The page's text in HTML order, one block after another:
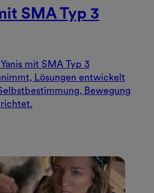
SMA Typ 3
mit SMA Typ 3
Lösungen entwickelt
Bewegung
richtet.